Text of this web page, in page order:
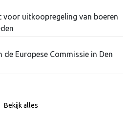
voor uitkoopregeling van boeren
Europese Commissie in Den
Bekijk alles